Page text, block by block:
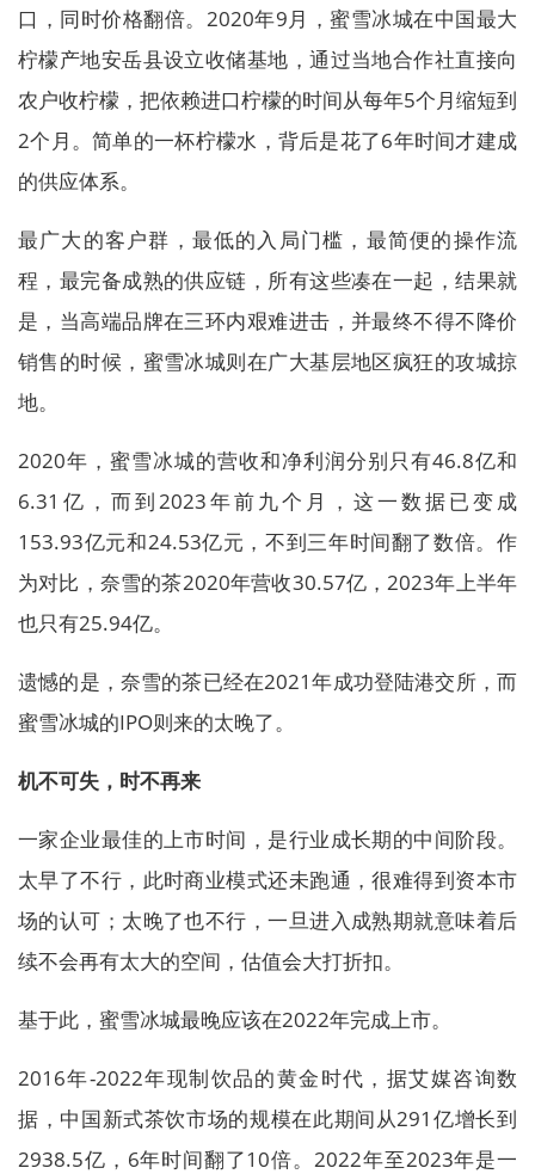
口，同时价格翻倍。2020年9月，蜜雪冰城在中国最大
柠檬产地安岳县设立收储基地，通过当地合作社直接向
农户收柠檬，把依赖进口柠檬的时间从每年5个月缩短到
2个月。简单的一杯柠檬水，背后是花了6年时间才建成
的供应体系。
最广大的客户群，最低的入局门槛，最简便的操作流
程，最完备成熟的供应链，所有这些凑在一起，结果就
是，当高端品牌在三环内艰难进击，并最终不得不降价
销售的时候，蜜雪冰城则在广大基层地区疯狂的攻城掠
地。
2020年，蜜雪冰城的营收和净利润分别只有46.8亿和
6.31亿，而到2023年前九个月，这一数据已变成
153.93亿元和24.53亿元，不到三年时间翻了数倍。作
为对比，奈雪的茶2020年营收30.57亿，2023年上半年
也只有25.94亿。
遗憾的是，奈雪的茶已经在2021年成功登陆港交所，而
蜜雪冰城的IPO则来的太晚了。
机不可失，时不再来
一家企业最佳的上市时间，是行业成长期的中间阶段。
太早了不行，此时商业模式还未跑通，很难得到资本市
场的认可；太晚了也不行，一旦进入成熟期就意味着后
续不会再有太大的空间，估值会大打折扣。
基于此，蜜雪冰城最晚应该在2022年完成上市。
2016年-2022年现制饮品的黄金时代，据艾媒咨询数
据，中国新式茶饮市场的规模在此期间从291亿增长到
2938.5亿，6年时间翻了10倍。2022年至2023年是一